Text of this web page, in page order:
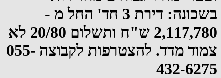
בשכונה: דירת 3 חד' החל מ -
2,117,780 ש"ח ותשלום 20/80 לא
צמוד מדד. להצטרפות לקבוצה 055-
432-6275